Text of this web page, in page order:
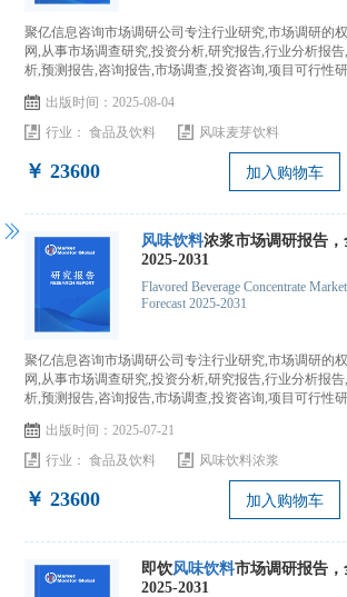
聚亿信息咨询市场调研公司专注行业研究,市场调研的
网,从事市场调查研究,投资分析,研究报告,行业分析报
析,预测报告,咨询报告,市场调查,投资咨询,项目可行性
出版时间：2025-08-04
行业：食品及饮料 风味麦芽饮料
￥ 23600 加入购物车
风味饮料浓浆市场调研报告
2025-2031
Flavored Beverage Concentrate
Forecast 2025-2031
聚亿信息咨询市场调研公司专注行业研究,市场调研的
网,从事市场调查研究,投资分析,研究报告,行业分析报
析,预测报告,咨询报告,市场调查,投资咨询,项目可行性
出版时间：2025-07-21
行业：食品及饮料 风味饮料浓浆
￥ 23600 加入购物车
即饮风味饮料市场调研报告
2025-2031